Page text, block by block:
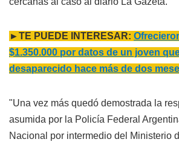
►TE PUEDE INTERESAR:
$1.350.000 por datos de un joven
desaparecido hace más de dos
"Una vez más quedó demostrada la
asumida por la Policía Federal
Nacional por intermedio del Ministerio